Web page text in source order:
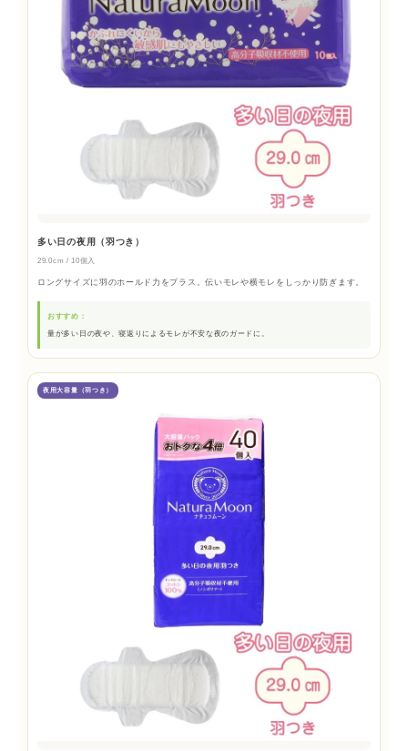
多い日の夜用（羽つき）
29.0cm / 10個入
ロングサイズに羽のホールド力をプラス。伝いモレや横モレをしっかり防ぎます。
おすすめ：
量が多い日の夜や、寝返りによるモレが不安な夜のガードに。
夜用大容量（羽つき）